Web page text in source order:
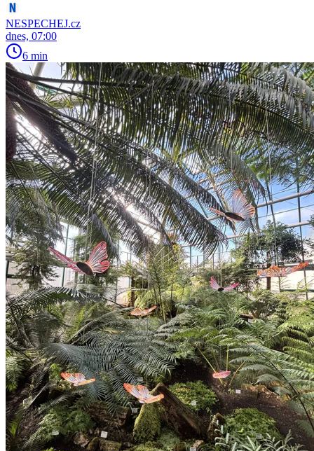
NESPECHEJ.cz
dnes, 07:00
6 min